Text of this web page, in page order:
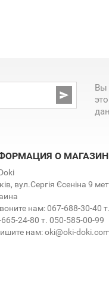

Вы
О
вул.Сергія Єсеніна 9
нам:067-688-30-40
24-80 т. 050-585-00-99
нам:oki@oki-